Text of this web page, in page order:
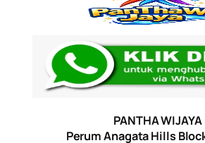
PANTHA WIJAYA
Perum Anagata Hills